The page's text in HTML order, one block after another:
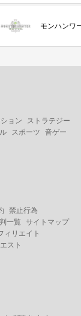
モンハンワ
ョン
ストラテジー
スポーツ
音ゲー
禁止行為
一覧
サイトマップ
ィリエイト
スト